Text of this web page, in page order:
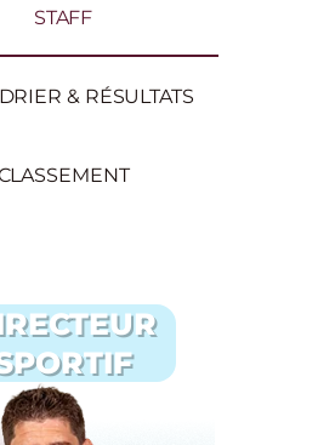
STAFF
& RÉSULTATS